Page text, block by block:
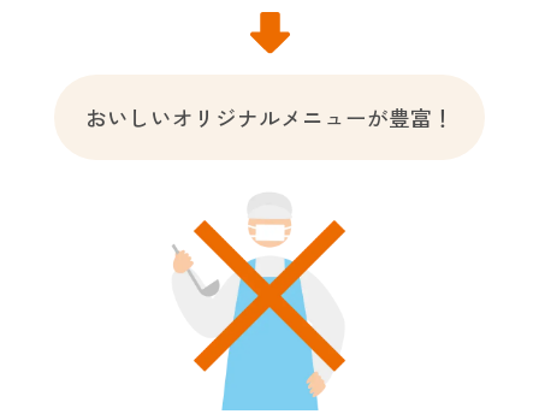
おいしいオリジナルメニューが豊富！